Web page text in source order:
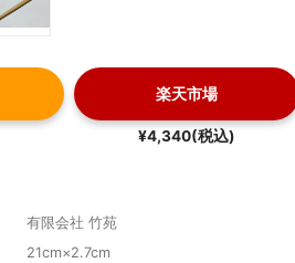
楽天市場
¥4,340(税込)
有限会社 竹苑
21cm×2.7cm